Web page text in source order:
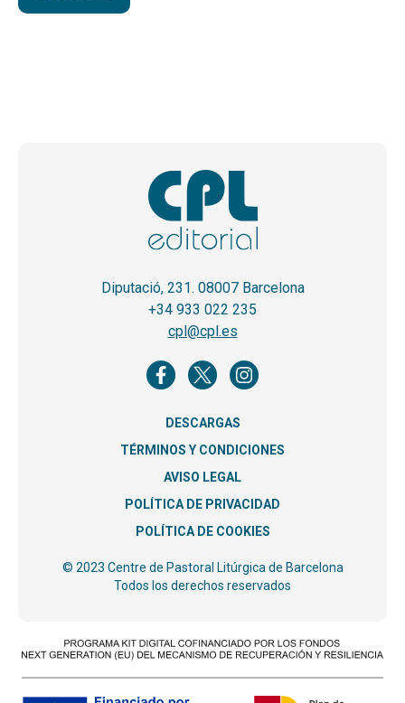
Diputació, 231. 08007 Barcelona
+34 933 022 235
cpl@cpl.es
DESCARGAS
TÉRMINOS Y CONDICIONES
AVISO LEGAL
POLÍTICA DE PRIVACIDAD
POLÍTICA DE COOKIES
© 2023 Centre de Pastoral Litúrgica de Barcelona
Todos los derechos reservados